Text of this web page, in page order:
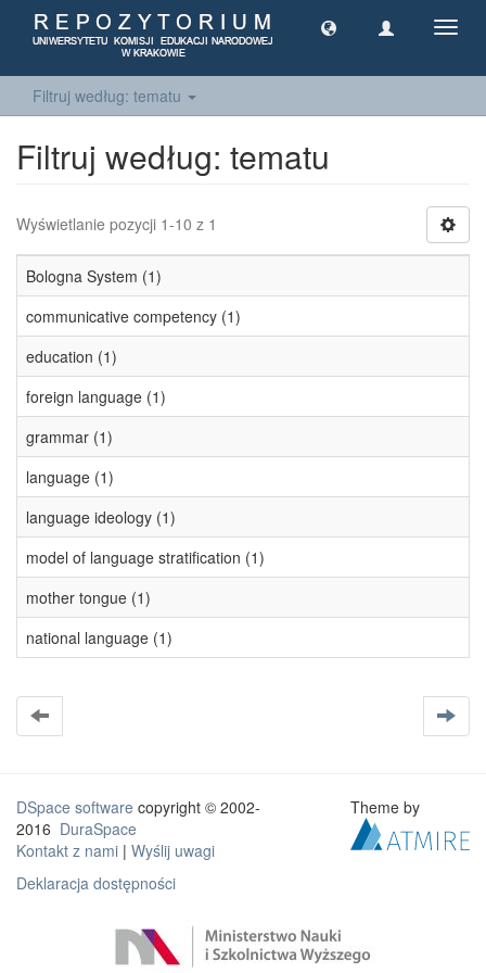
Filtruj według: tematu
Filtruj według: tematu
Wyświetlanie pozycji 1-10 z 1
Bologna System (1)
communicative competency (1)
education (1)
foreign language (1)
grammar (1)
language (1)
language ideology (1)
model of language stratification (1)
mother tongue (1)
national language (1)
DSpace software copyright © 2002-
2016 DuraSpace
Kontakt z nami | Wyślij uwagi
Deklaracja dostępności
Theme by